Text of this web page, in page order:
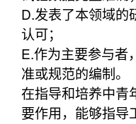
D.发表了本领域的
认可；
E.作为主要参与者
准或规范的编制。
在指导和培养中青
要作用，能够指导